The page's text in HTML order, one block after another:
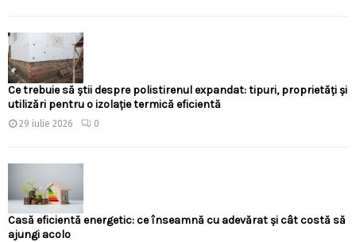
Ce trebuie să știi despre polistirenul expandat: tipuri, proprietăți și
utilizări pentru o izolație termică eficientă
29 iulie 2026 0
Casă eficientă energetic: ce înseamnă cu adevărat și cât costă să
ajungi acolo